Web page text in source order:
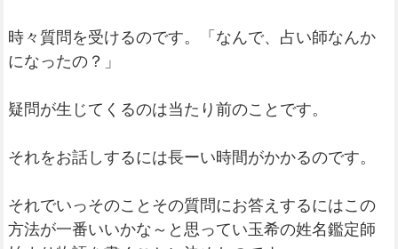
時々質問を受けるのです。「なんで、占い師なんか
になったの？」
疑問が生じてくるのは当たり前のことです。
それをお話しするには長ーい時間がかかるのです。
それでいっそのことその質問にお答えするにはこの
方法が一番いいかな～と思ってい玉希の姓名鑑定師